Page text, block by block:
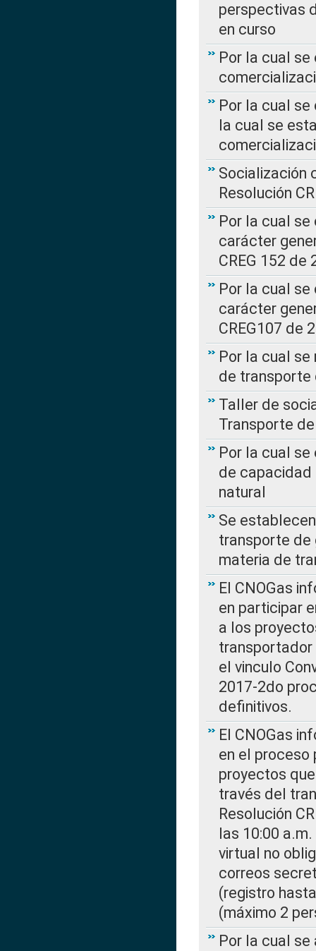
perspectivas
en curso
Por la cual
Por la cual se
la cual se
Socialización
Resolución
Por la cual
carácter
CREG 152 de
Por la cual
carácter
CREG107 de
Por la cual
de transporte
Taller de
Transporte
Por la cual
de capacidad
natural
Se
transporte de
materia de
El CNOGas
en participar
a los
transportador
el vinculo
2017-2do
definitivos.
El CNOGas
en el proceso
proyectos
través del
Resolución
las 10:00
virtual no
correos
(registro
(máximo 2
Por la cual